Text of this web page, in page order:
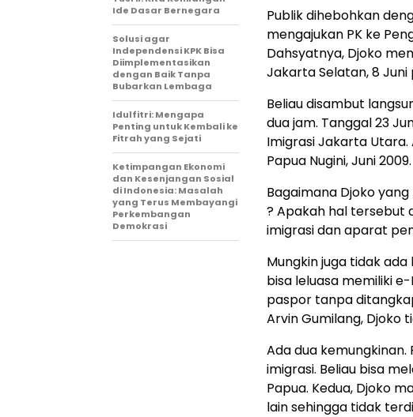
Publik dihebohkan
mengajukan PK ke
Dahsyatnya, Djoko
Jakarta Selatan, 8 Juni
Beliau disambut
dua jam. Tanggal 23
Imigrasi Jakarta
Papua Nugini, Juni 2009.
Bagaimana Djoko
? Apakah hal
imigrasi dan aparat
Mungkin juga tidak
bisa leluasa memiliki
paspor tanpa
Arvin Gumilang, Djoko
Ada dua
imigrasi. Beliau bisa
Papua. Kedua, Djoko
lain sehingga tidak
Ide Dasar Bernegara
Solusi agar
Independensi KPK Bisa
Diimplementasikan
dengan Baik Tanpa
Bubarkan Lembaga
Idulfitri: Mengapa
Penting untuk Kembali ke
Fitrah yang Sejati
Ketimpangan Ekonomi
dan Kesenjangan Sosial
di Indonesia: Masalah
yang Terus Membayangi
Perkembangan
Demokrasi